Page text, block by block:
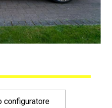
configuratore